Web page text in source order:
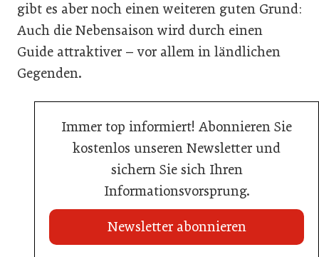
gibt es aber noch einen weiteren guten Grund:
Auch die Nebensaison wird durch einen
Guide attraktiver – vor allem in ländlichen
Gegenden.
Immer top informiert! Abonnieren Sie
kostenlos unseren Newsletter und
sichern Sie sich Ihren
Informationsvorsprung.
Newsletter abonnieren